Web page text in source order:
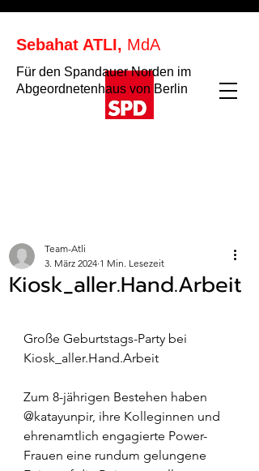
Sebahat ATLI, MdA
Für den Spandauer Norden im
Abgeordnetenhaus von Berlin
Kiosk_aller.Hand.Arbeit
Team-Atli
3. März 2024 1 Min. Lesezeit
Große Geburtstags-Party bei
Kiosk_aller.Hand.Arbeit
Zum 8-jährigen Bestehen haben
@katayunpir, ihre Kolleginnen und
ehrenamtlich engagierte Power-
Frauen eine rundum gelungene